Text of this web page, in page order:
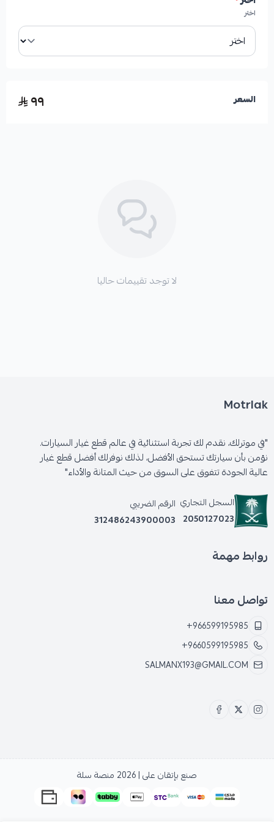
✅ صناعة يابانية موثوقة.
الأعطال الناتجة عن تلف القطعة:
اختر
السعر ٩٩
لا توجد تقييمات حاليا
Motrlak
"في موترلك، نقدم لك تجربة استثنائية في عالم قطع غيار السيارات.
نؤمن بأن سيارتك تستحق الأفضل، لذلك نوفرلك أفضل قطع غيار
عالية الجودة تتفوق على السوق من حيث المتانة والأداء"
السجل التجاري
2050127023
الرقم الضريبي
312486243900003
روابط مهمة
تواصل معنا
+966599195985
+9660599195985
SALMANX193@GMAIL.COM
صنع بإتقان على | 2026 منصة سلة